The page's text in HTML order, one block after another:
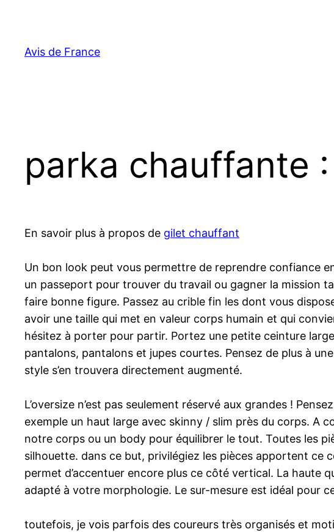
contenu
Avis de France
parka chauffante
En savoir plus à propos de gilet chauffant
Un bon look peut vous permettre de reprendre confiance
un passeport pour trouver du travail ou gagner la mission
faire bonne figure. Passez au crible fin les dont vous
avoir une taille qui met en valeur corps humain et qui
hésitez à porter pour partir. Portez une petite ceinture
pantalons, pantalons et jupes courtes. Pensez de plus à
style s’en trouvera directement augmenté.
L’oversize n’est pas seulement réservé aux grandes !
exemple un haut large avec skinny / slim près du corps. A
notre corps ou un body pour équilibrer le tout. Toutes les
silhouette. dans ce but, privilégiez les pièces apportent ce
permet d’accentuer encore plus ce côté vertical. La haute
adapté à votre morphologie. Le sur-mesure est idéal pour
toutefois, je vois parfois des coureurs très organisés et